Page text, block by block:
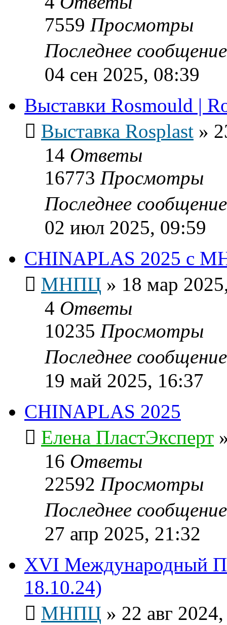
7559 Просмотры
Последнее
04 сен 2025, 08:39
Выставки Rosmould |
Выставка Rosplast »
14 Ответы
16773 Просмотры
Последнее
02 июл 2025, 09:59
CHINAPLAS 2025 с
МНПЦ » 18 мар
4 Ответы
10235 Просмотры
Последнее
19 май 2025, 16:37
CHINAPLAS 2025
Елена ПластЭксперт
16 Ответы
22592 Просмотры
Последнее
27 апр 2025, 21:32
XVI Международный
18.10.24)
МНПЦ » 22 авг